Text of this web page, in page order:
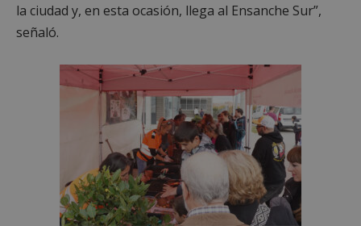
la ciudad y, en esta ocasión, llega al Ensanche Sur”,
señaló.